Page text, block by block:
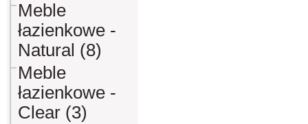
Meble
łazienkowe -
Natural (8)
Meble
łazienkowe -
Clear (3)